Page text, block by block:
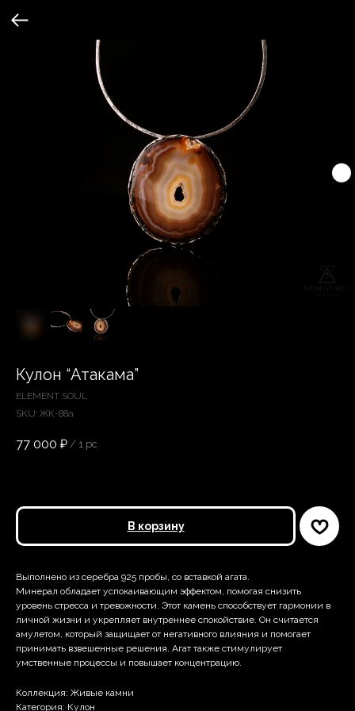
Кулон “Атакама”
ELEMENT SOUL
SKU: ЖК-88а
77 000 ₽ / 1 pc
В корзину
Выполнено из серебра 925 пробы, со вставкой агата.
Минерал обладает успокаивающим эффектом, помогая снизить
уровень стресса и тревожности. Этот камень способствует гармонии в
личной жизни и укрепляет внутреннее спокойствие. Он считается
амулетом, который защищает от негативного влияния и помогает
принимать взвешенные решения. Агат также стимулирует
умственные процессы и повышает концентрацию.
Коллекция: Живые камни
Категория: Кулон